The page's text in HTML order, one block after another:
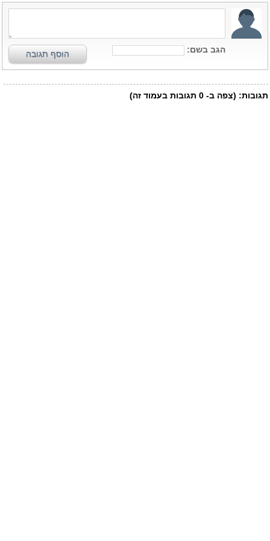
הגב בשם: הוסף תגובה
תגובות: (צפה ב- 0 תגובות בעמוד זה)